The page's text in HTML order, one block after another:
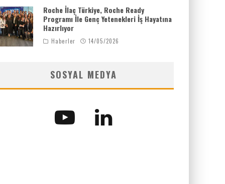
Roche İlaç Türkiye, Roche Ready
Programı İle Genç Yetenekleri İş Hayatına
Hazırlıyor
Haberler 14/05/2026
SOSYAL MEDYA